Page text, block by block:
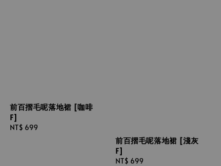
前百摺毛呢落地裙 [咖啡
F]
Regular
NT$ 699
前百摺毛呢落地裙 [淺灰
F]
Regular
NT$ 699